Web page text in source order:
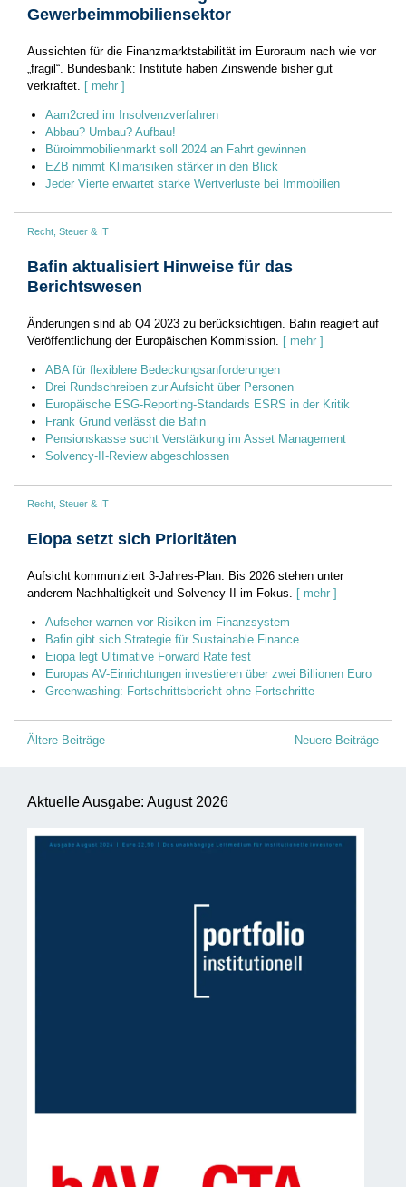
Gewerbeimmobiliensektor
Aussichten für die Finanzmarktstabilität im Euroraum nach wie vor
„fragil“. Bundesbank: Institute haben Zinswende bisher gut
verkraftet. [ mehr ]
Aam2cred im Insolvenzverfahren
Abbau? Umbau? Aufbau!
Büroimmobilienmarkt soll 2024 an Fahrt gewinnen
EZB nimmt Klimarisiken stärker in den Blick
Jeder Vierte erwartet starke Wertverluste bei Immobilien
Recht, Steuer & IT
Bafin aktualisiert Hinweise für das
Berichtswesen
Änderungen sind ab Q4 2023 zu berücksichtigen. Bafin reagiert auf
Veröffentlichung der Europäischen Kommission. [ mehr ]
ABA für flexiblere Bedeckungsanforderungen
Drei Rundschreiben zur Aufsicht über Personen
Europäische ESG-Reporting-Standards ESRS in der Kritik
Frank Grund verlässt die Bafin
Pensionskasse sucht Verstärkung im Asset Management
Solvency-II-Review abgeschlossen
Recht, Steuer & IT
Eiopa setzt sich Prioritäten
Aufsicht kommuniziert 3-Jahres-Plan. Bis 2026 stehen unter
anderem Nachhaltigkeit und Solvency II im Fokus. [ mehr ]
Aufseher warnen vor Risiken im Finanzsystem
Bafin gibt sich Strategie für Sustainable Finance
Eiopa legt Ultimative Forward Rate fest
Europas AV-Einrichtungen investieren über zwei Billionen Euro
Greenwashing: Fortschrittsbericht ohne Fortschritte
Beitragsnavigation
Ältere Beiträge Neuere Beiträge
Aktuelle Ausgabe: August 2026